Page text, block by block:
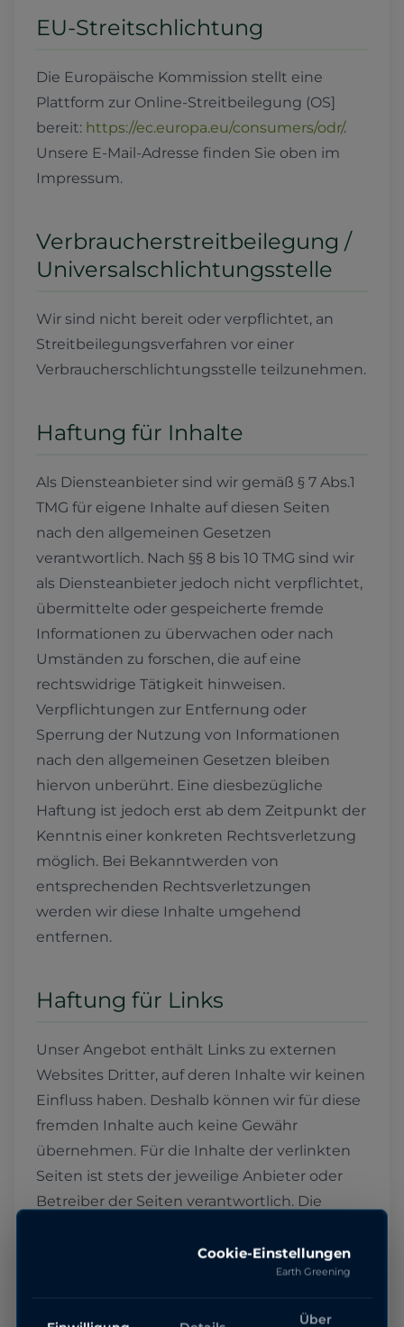
EU-Streitschlichtung
Die Europäische Kommission stellt eine
Plattform zur Online-Streitbeilegung (OS]
bereit: https://ec.europa.eu/consumers/odr/.
Unsere E-Mail-Adresse finden Sie oben im
Impressum.
Verbraucherstreitbeilegung /
Universalschlichtungsstelle
Wir sind nicht bereit oder verpflichtet, an
Streitbeilegungsverfahren vor einer
Verbraucherschlichtungsstelle teilzunehmen.
Haftung für Inhalte
Als Diensteanbieter sind wir gemäß § 7 Abs.1
TMG für eigene Inhalte auf diesen Seiten
nach den allgemeinen Gesetzen
verantwortlich. Nach §§ 8 bis 10 TMG sind wir
als Diensteanbieter jedoch nicht verpflichtet,
übermittelte oder gespeicherte fremde
Informationen zu überwachen oder nach
Umständen zu forschen, die auf eine
rechtswidrige Tätigkeit hinweisen.
Verpflichtungen zur Entfernung oder
Sperrung der Nutzung von Informationen
nach den allgemeinen Gesetzen bleiben
hiervon unberührt. Eine diesbezügliche
Haftung ist jedoch erst ab dem Zeitpunkt der
Kenntnis einer konkreten Rechtsverletzung
möglich. Bei Bekanntwerden von
entsprechenden Rechtsverletzungen
werden wir diese Inhalte umgehend
entfernen.
Haftung für Links
Unser Angebot enthält Links zu externen
Websites Dritter, auf deren Inhalte wir keinen
Einfluss haben. Deshalb können wir für diese
fremden Inhalte auch keine Gewähr
übernehmen. Für die Inhalte der verlinkten
Seiten ist stets der jeweilige Anbieter oder
Betreiber der Seiten verantwortlich. Die
Verlinkung auf mögliche Rechtsverstöße
überprüft. Rechtswidrige Inhalte waren zum
Cookie-Einstellungen
Earth Greening
Über